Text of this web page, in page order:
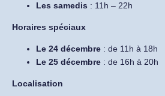
Les samedis : 11h – 22h
Horaires spéciaux
Le 24 décembre : de 11h à 18h
Le 25 décembre : de 16h à 20h
Localisation